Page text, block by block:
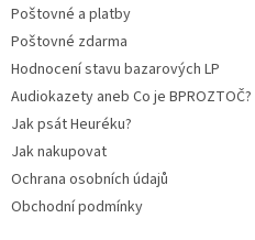
Poštovné a platby
Poštovné zdarma
Hodnocení stavu bazarových LP
Audiokazety aneb Co je BPROZTOČ?
Jak psát Heuréku?
Jak nakupovat
Ochrana osobních údajů
Obchodní podmínky